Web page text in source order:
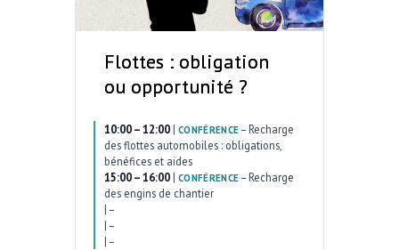
Flottes : obligation
ou opportunité ?
10:00 – 12:00 | CONFÉRENCE – Recharge
des flottes automobiles : obligations,
bénéfices et aides
15:00 – 16:00 | CONFÉRENCE – Recharge
des engins de chantier
| –
| –
| –